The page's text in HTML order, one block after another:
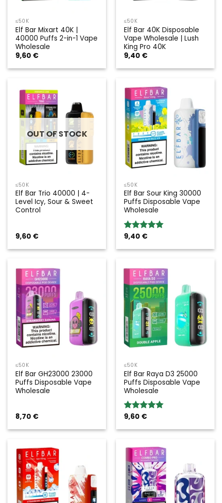
≤50K
Elf Bar Mixart 40K |
40000 Puffs 2-in-1 Vape
Wholesale
9,60 €
≤50K
Elf Bar 40K Disposable
Vape Wholesale | Lush
King Pro 40K
9,40 €
OUT OF STOCK
≤50K
Elf Bar Trio 40000 | 4-
Level Icy, Sour & Sweet
Control
9,60 €
≤50K
Elf Bar Sour King 30000
Puffs Disposable Vape
Wholesale
Rated5.00
9,40 €
≤50K
Elf Bar GH23000 23000
Puffs Disposable Vape
Wholesale
8,70 €
≤50K
Elf Bar Raya D3 25000
Puffs Disposable Vape
Wholesale
Rated5.00
9,60 €